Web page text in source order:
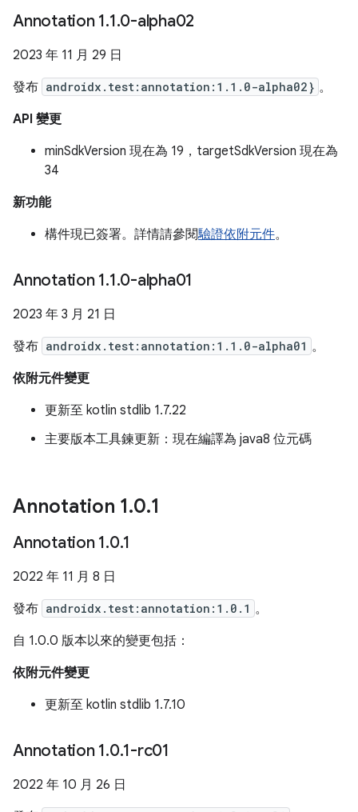
Annotation 1.1.0-alpha02
2023 年 11 月 29 日
發布 androidx.test:annotation:1.1.0-alpha02} 。
API 變更
minSdkVersion 現在為 19，targetSdkVersion 現在為
34
新功能
構件現已簽署。詳情請參閱驗證依附元件。
Annotation 1.1.0-alpha01
2023 年 3 月 21 日
發布 androidx.test:annotation:1.1.0-alpha01 。
依附元件變更
更新至 kotlin stdlib 1.7.22
主要版本工具鍊更新：現在編譯為 java8 位元碼
Annotation 1.0.1
Annotation 1.0.1
2022 年 11 月 8 日
發布 androidx.test:annotation:1.0.1 。
自 1.0.0 版本以來的變更包括：
依附元件變更
更新至 kotlin stdlib 1.7.10
Annotation 1.0.1-rc01
2022 年 10 月 26 日